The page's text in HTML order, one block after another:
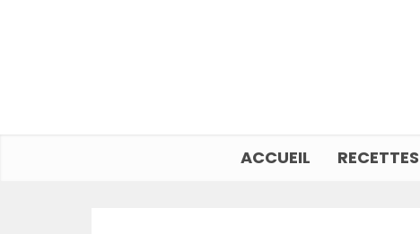
ACCUEIL RECETTES